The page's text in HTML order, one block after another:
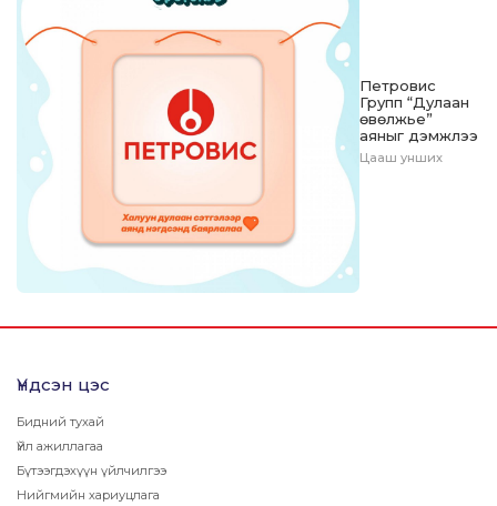
Петровис
Групп “Дулаан
өвөлжье”
аяныг дэмжлээ
Цааш унших
Үндсэн цэс
Бидний тухай
Үйл ажиллагаа
Бүтээгдэхүүн үйлчилгээ
Нийгмийн хариуцлага